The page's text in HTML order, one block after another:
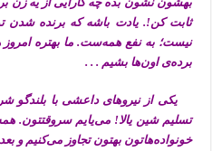
ثابت کن!. یادت باشه که برنده شدن
نیست؛ به نفع همه‌ست. ما بهتره
برده‌ی اون‌ها بشیم . . .
یکی از نیروهای داعشی با بلندگو
تسلیم شین یالا! می‌یایم سروقتتون.
خونواده‌هاتون بهتون تجاوز می‌کنیم و بعد